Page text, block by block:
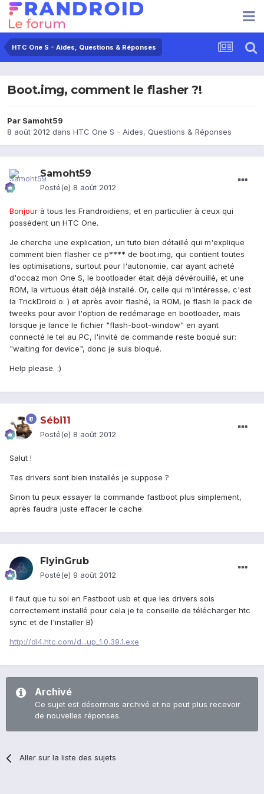
HTC One S - Aides, Questions & Réponses
Boot.img, comment le flasher ?!
Par Samoht59
8 août 2012 dans HTC One S - Aides, Questions & Réponses
Samoht59
Posté(e) 8 août 2012
Bonjour à tous les Frandroidiens, et en particulier à ceux qui
possèdent un HTC One.
Je cherche une explication, un tuto bien détaillé qui m'explique
comment bien flasher ce p**** de boot.img, qui contient toutes
les optimisations, surtout pour l'autonomie, car ayant acheté
d'occaz mon One S, le bootloader était déjà dévérouillé, et une
ROM, la virtuous était déjà installé. Or, celle qui m'intéresse, c'est
la TrickDroid o: ) et après avoir flashé, la ROM, je flash le pack de
tweeks pour avoir l'option de redémarage en bootloader, mais
lorsque je lance le fichier "flash-boot-window" en ayant
connecté le tel au PC, l'invité de commande reste boqué sur:
"waiting for device", donc je suis bloqué.
Help please. :)
Sébi11
Posté(e) 8 août 2012
Salut !
Tes drivers sont bien installés je suppose ?
Sinon tu peux essayer la commande fastboot plus simplement,
après faudra juste effacer le cache.
FlyinGrub
Posté(e) 9 août 2012
il faut que tu soi en Fastboot usb et que les drivers sois
correctement installé pour cela je te conseille de télécharger htc
sync et de l'installer B)
http://dl4.htc.com/d...up_1.0.39.1.exe
Archivé
Ce sujet est désormais archivé et ne peut plus recevoir
de nouvelles réponses.
Aller sur la liste des sujets